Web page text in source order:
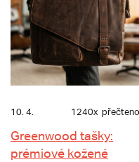
10. 4. 1240x přečteno
Greenwood tašky:
prémiové kožené